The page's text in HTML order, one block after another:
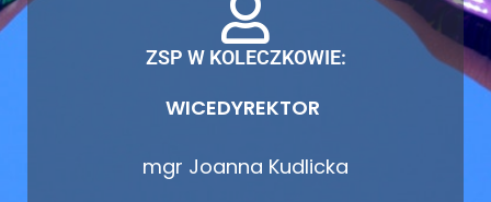
ZSP W KOLECZKOWIE:
WICEDYREKTOR
mgr Joanna Kudlicka